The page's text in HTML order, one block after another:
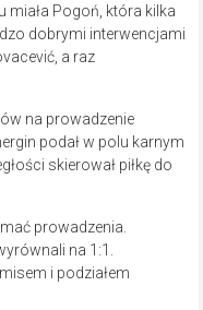
miała Pogoń, która kilka
dobrymi interwencjami
a raz
na prowadzenie
podał w polu karnym
skierował piłkę do
prowadzenia.
na 1:1.
i podziałem